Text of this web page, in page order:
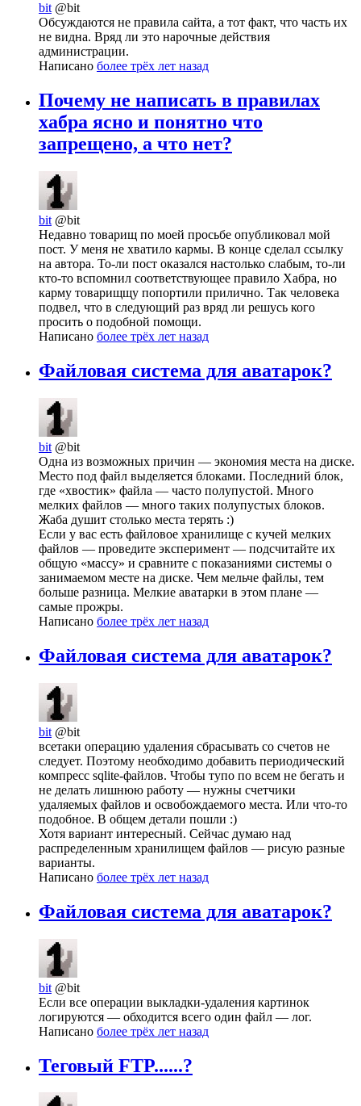
bit @bit
Обсуждаются не правила сайта, а тот факт, что часть их
не видна. Вряд ли это нарочные действия
администрации.
Написано более трёх лет назад
Почему не написать в правилах
хабра ясно и понятно что
запрещено, а что нет?
bit @bit
Недавно товарищ по моей просьбе опубликовал мой
пост. У меня не хватило кармы. В конце сделал ссылку
на автора. То-ли пост оказался настолько слабым, то-ли
кто-то вспомнил соответствующее правило Хабра, но
карму товарищщу попортили прилично. Так человека
подвел, что в следующий раз вряд ли решусь кого
просить о подобной помощи.
Написано более трёх лет назад
Файловая система для авaтарок?
bit @bit
Одна из возможных причин — экономия места на диске.
Место под файл выделяется блоками. Последний блок,
где «хвостик» файла — часто полупустой. Много
мелких файлов — много таких полупустых блоков.
Жаба душит столько места терять :)
Если у вас есть файловое хранилище с кучей мелких
файлов — проведите эксперимент — подсчитайте их
общую «массу» и сравните с показаниями системы о
занимаемом месте на диске. Чем мельче файлы, тем
больше разница. Мелкие аватарки в этом плане —
самые прожры.
Написано более трёх лет назад
Файловая система для авaтарок?
bit @bit
всетаки операцию удаления сбрасывать со счетов не
следует. Поэтому необходимо добавить периодический
компресс sqlite-файлов. Чтобы тупо по всем не бегать и
не делать лишнюю работу — нужны счетчики
удаляемых файлов и освобождаемого места. Или что-то
подобное. В общем детали пошли :)
Хотя вариант интересный. Сейчас думаю над
распределенным хранилищем файлов — рисую разные
варианты.
Написано более трёх лет назад
Файловая система для авaтарок?
bit @bit
Если все операции выкладки-удаления картинок
логируются — обходится всего один файл — лог.
Написано более трёх лет назад
Теговый FTP......?